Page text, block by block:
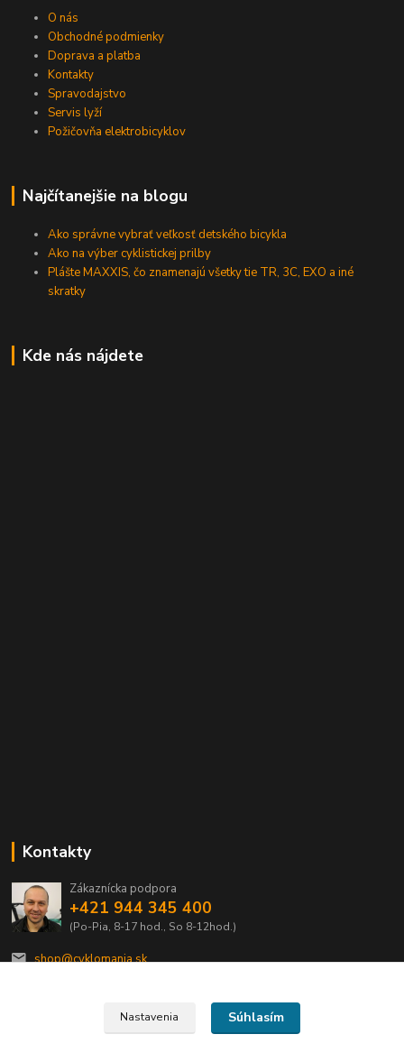
O nás
Obchodné podmienky
Doprava a platba
Kontakty
Spravodajstvo
Servis lyží
Požičovňa elektrobicyklov
Najčítanejšie na blogu
Ako správne vybrať veľkosť detského bicykla
Ako na výber cyklistickej prilby
Plášte MAXXIS, čo znamenajú všetky tie TR, 3C, EXO a iné
skratky
Kde nás nájdete
Kontakty
Zákaznícka podpora
+421 944 345 400
(Po-Pia, 8-17 hod., So 8-12hod.)
shop@cyklomania.sk
Nastavenia Súhlasím